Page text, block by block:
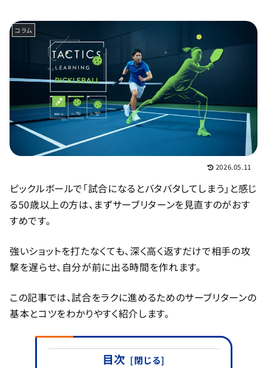
コラム
2026.05.11
ピックルボールで「試合になるとバタバタしてしまう」と感じ
る50歳以上の方は、まずサーブリターンを見直すのがおす
すめです。
強いショットを打たなくても、深く高く返すだけで相手の攻
撃を遅らせ、自分が前に出る時間を作れます。
この記事では、試合をラクに進めるためのサーブリターンの
基本とコツをわかりやすく紹介します。
目次